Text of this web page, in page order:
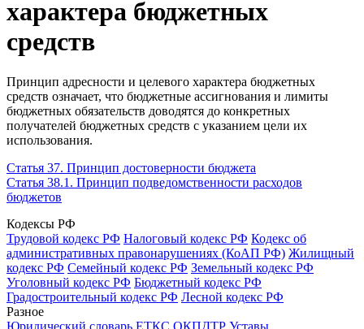
характера бюджетных
средств
Принцип адресности и целевого характера бюджетных
средств означает, что бюджетные ассигнования и лимиты
бюджетных обязательств доводятся до конкретных
получателей бюджетных средств с указанием цели их
использования.
Статья 37. Принцип достоверности бюджета
Статья 38.1. Принцип подведомственности расходов
бюджетов
Кодексы РФ
Трудовой кодекс РФ Налоговый кодекс РФ Кодекс об
административных правонарушениях (КоАП РФ) Жилищный
кодекс РФ Семейный кодекс РФ Земельный кодекс РФ
Уголовный кодекс РФ Бюджетный кодекс РФ
Градостроительный кодекс РФ Лесной кодекс РФ
Разное
Юридический словарь ЕТКС ОКПДТР Уставы